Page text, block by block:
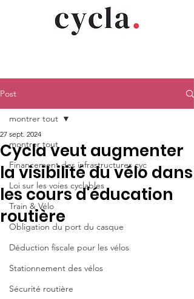
Post
montrer tout
Financement des infrastructures cyc
Loi sur les voies cyclables
Train & Vélo
Obligation du port du casque
Déduction fiscale pour les vélos
Stationnement des vélos
Sécurité routière
montrer tout
Cycla veut augmenter
la visibilité du vélo dans
les cours d'éducation
routière
27 sept. 2024